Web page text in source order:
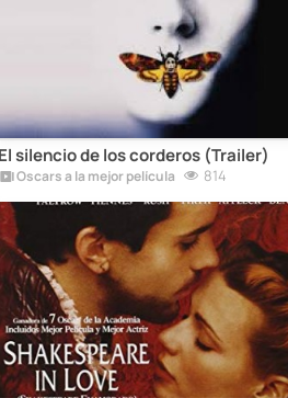
El silencio de los corderos (Trailer)
Oscars a la mejor película 814